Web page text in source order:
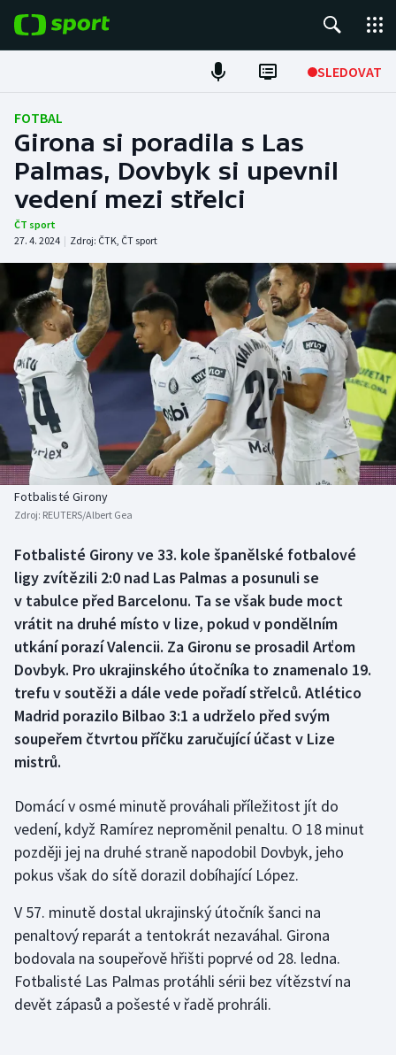
SLEDOVAT
Fotbal
Hokej
Tenis
Atletika
Cyklistika
DALŠÍ SPORTY
Americký fotbal
Baseball a softbal
Basketbal
Biatlon
Box
Curling
Dostihy
Florbal
Futsal
Gymnastika
Házená
Jezdectví
Judo
Krasobruslení
NEPŘEHLÉDNĚTE
Soutěže
Historické návraty
Aplikace ČT sport
FOTBAL
Girona si poradila s Las
Palmas, Dovbyk si upevnil
vedení mezi střelci
ČT sport
27. 4. 2024 | Zdroj: ČTK, ČT sport
Fotbalisté Girony
Zdroj: REUTERS/Albert Gea
Fotbalisté Girony ve 33. kole španělské fotbalové
ligy zvítězili 2:0 nad Las Palmas a posunuli se
v tabulce před Barcelonu. Ta se však bude moct
vrátit na druhé místo v lize, pokud v pondělním
utkání porazí Valencii. Za Gironu se prosadil Arťom
Dovbyk. Pro ukrajinského útočníka to znamenalo 19.
trefu v soutěži a dále vede pořadí střelců. Atlético
Madrid porazilo Bilbao 3:1 a udrželo před svým
soupeřem čtvrtou příčku zaručující účast v Lize
mistrů.
Domácí v osmé minutě prováhali příležitost jít do
vedení, když Ramírez neproměnil penaltu. O 18 minut
později jej na druhé straně napodobil Dovbyk, jeho
pokus však do sítě dorazil dobíhající López.
V 57. minutě dostal ukrajinský útočník šanci na
penaltový reparát a tentokrát nezaváhal. Girona
bodovala na soupeřově hřišti poprvé od 28. ledna.
Fotbalisté Las Palmas protáhli sérii bez vítězství na
devět zápasů a pošesté v řadě prohráli.